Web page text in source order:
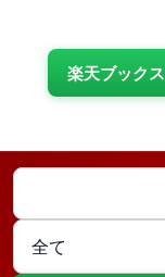
楽天ブック